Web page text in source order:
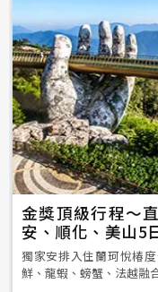
金獎頂級行程～
安、順化、美山5
獨家安排入住蘭珂悅椿
鮮、龍蝦、螃蟹、法越融